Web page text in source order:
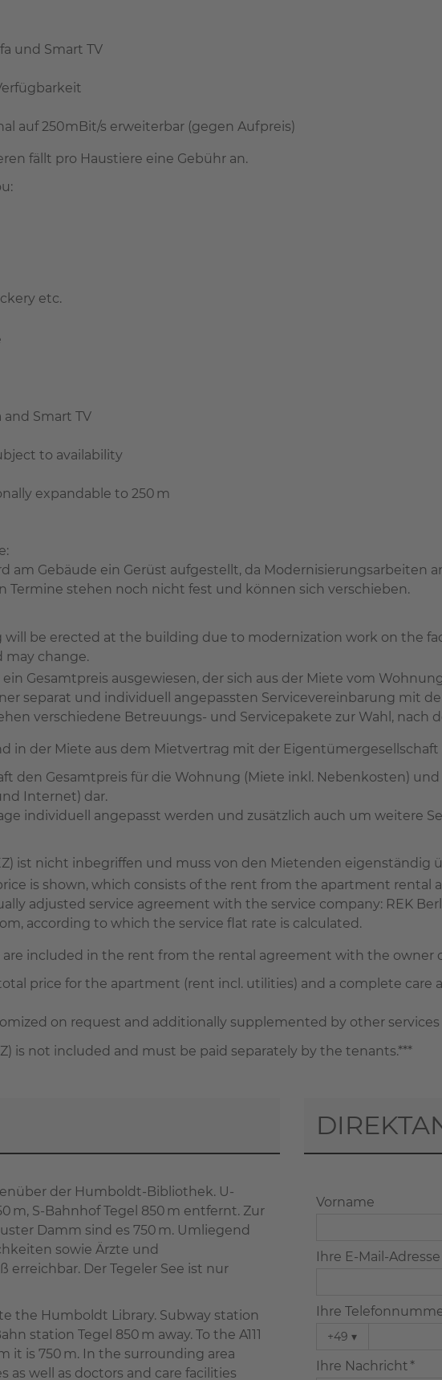
und Smart TV
auf 250mBit/s erweiterbar (gegen Aufpreis)
fällt pro Haustiere eine Gebühr an.
etc.
Smart TV
to availability
expandable to 250 m
am Gebäude ein Gerüst aufgestellt, da Modernisierungsarbeiten
Termine stehen noch nicht fest und können sich verschieben.
be erected at the building due to modernization work on the
may change.
Gesamtpreis ausgewiesen, der sich aus der Miete vom
separat und individuell angepassten Servicevereinbarung mit
verschiedene Betreuungs- und Servicepakete zur Wahl, nach
in der Miete aus dem Mietvertrag mit der
den Gesamtpreis für die Wohnung (Miete inkl. Nebenkosten)
Internet) dar.
individuell angepasst werden und zusätzlich auch um weitere
ist nicht inbegriffen und muss von den Mietenden eigenständig
is shown, which consists of the rent from the apartment
adjusted service agreement with the service company: REK
according to which the service flat rate is calculated.
included in the rent from the rental agreement with the owner
price for the apartment (rent incl. utilities) and a complete care
on request and additionally supplemented by other services
is not included and must be paid separately by the tenants.***
der Humboldt-Bibliothek. U-
m, S-Bahnhof Tegel 850 m entfernt. Zur
Damm sind es 750 m. Umliegend
sowie Ärzte und
Der Tegeler See ist nur
the Humboldt Library. Subway station
station Tegel 850 m away. To the A111
it is 750 m. In the surrounding area
as well as doctors and care facilities
Vorname
Ihre E-Mail-Adresse
Ihre
+49 ▾
Ihre Nachricht *